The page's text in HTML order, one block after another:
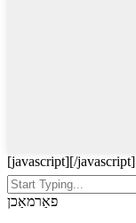
[javascript][/javascript]
פאַרמאַכן